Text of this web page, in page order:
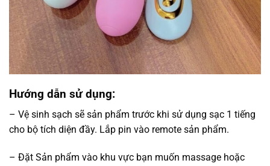
Hướng dẫn sử dụng:
– Vệ sinh sạch sẽ sản phẩm trước khi sử dụng sạc 1 tiếng
cho bộ tích diện đầy. Lắp pin vào remote sản phẩm.
– Đặt Sản phẩm vào khu vực bạn muốn massage hoặc